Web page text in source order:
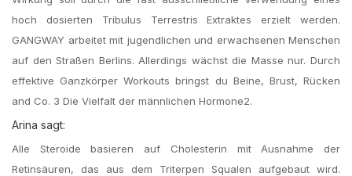
hoch dosierten Tribulus Terrestris Extraktes erzielt werden.
GANGWAY arbeitet mit jugendlichen und erwachsenen Menschen
auf den Straßen Berlins. Allerdings wächst die Masse nur. Durch
effektive Ganzkörper Workouts bringst du Beine, Brust, Rücken
and Co. 3 Die Vielfalt der männlichen Hormone2.
Arina sagt:
Alle Steroide basieren auf Cholesterin mit Ausnahme der
Retinsäuren, das aus dem Triterpen Squalen aufgebaut wird.